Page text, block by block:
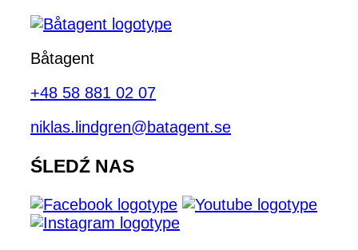
Båtagent
+48 58 881 02 07
niklas.lindgren@batagent.se
ŚLEDŹ NAS